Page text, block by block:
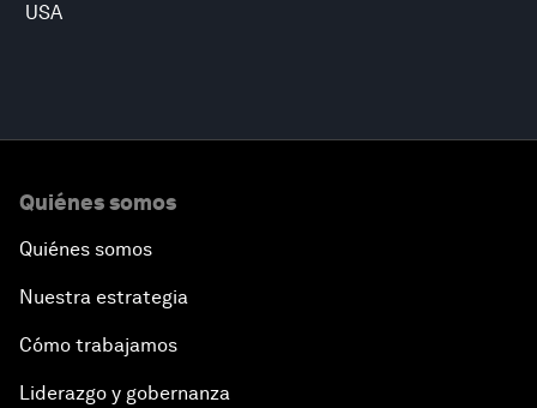
USA
Quiénes somos
Quiénes somos
Nuestra estrategia
Cómo trabajamos
Liderazgo y gobernanza